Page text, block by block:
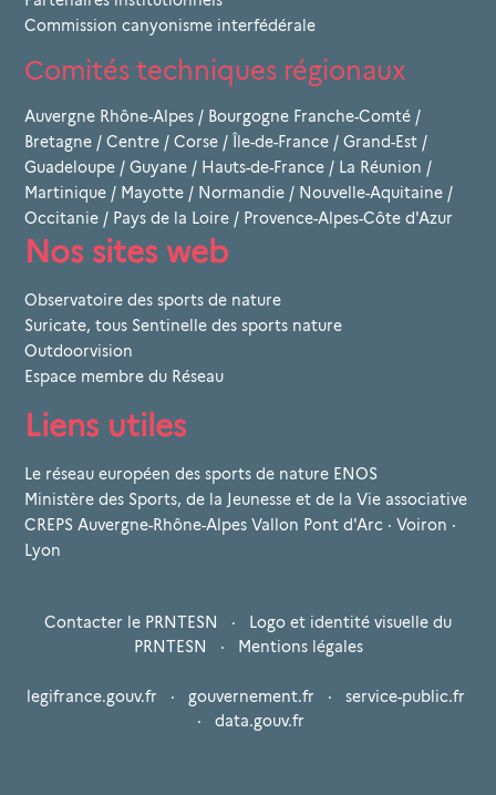
Commission canyonisme interfédérale
Comités techniques régionaux
Auvergne Rhône-Alpes / Bourgogne Franche-Comté /
Bretagne / Centre / Corse / Île-de-France / Grand-Est /
Guadeloupe / Guyane / Hauts-de-France / La Réunion /
Martinique / Mayotte / Normandie / Nouvelle-Aquitaine /
Occitanie / Pays de la Loire / Provence-Alpes-Côte d'Azur
Nos sites web
Observatoire des sports de nature
Suricate, tous Sentinelle des sports nature
Outdoorvision
Espace membre du Réseau
Liens utiles
Le réseau européen des sports de nature ENOS
Ministère des Sports, de la Jeunesse et de la Vie associative
CREPS Auvergne-Rhône-Alpes Vallon Pont d'Arc · Voiron ·
Lyon
Contacter le PRNTESN ·
Logo et identité visuelle du
PRNTESN
· Mentions légales
legifrance.gouv.fr · gouvernement.fr · service-public.fr
· data.gouv.fr